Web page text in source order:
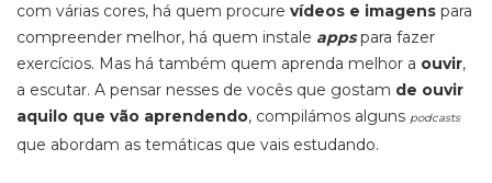
com várias cores, há quem procure vídeos e imagens para
compreender melhor, há quem instale appspara fazer
exercícios. Mas há também quem aprenda melhor a ouvir,
a escutar. A pensar nesses de vocês que gostam de ouvir
aquilo que vão aprendendo, compilámos alguns podcasts
que abordam as temáticas que vais estudando.